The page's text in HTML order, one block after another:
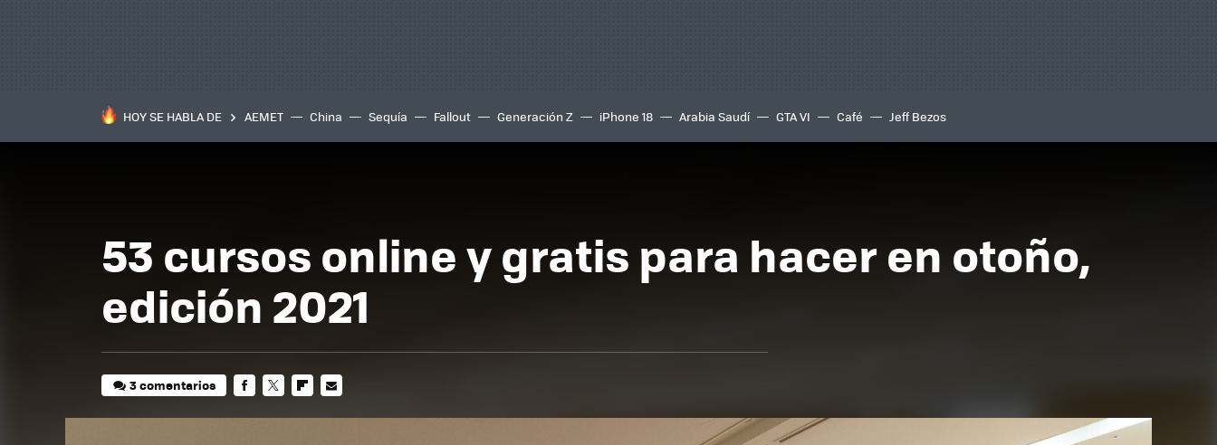
HOY SE HABLA DE AEMET China Sequía Fallout Generación Z iPhone 18 Arabia Saudí GTA VI Café Jeff Bezos
53 cursos online y gratis para hacer en otoño,
edición 2021
3 comentarios